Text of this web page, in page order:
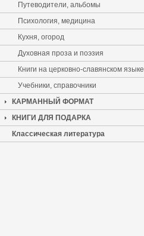
Путеводители, альбомы
Психология, медицина
Кухня, огород
Духовная проза и поэзия
Книги на церковно-славянском языке
Учебники, справочники
КАРМАННЫЙ ФОРМАТ
КНИГИ ДЛЯ ПОДАРКА
Классическая литература